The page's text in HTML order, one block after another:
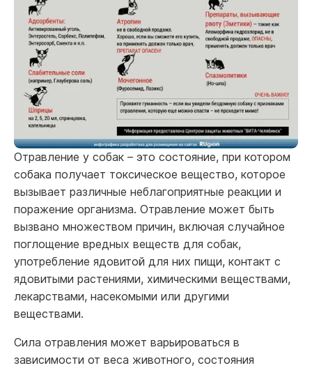
Отравление у собак – это состояние, при котором
собака получает токсическое вещество, которое
вызывает различные неблагоприятные реакции и
поражение организма. Отравление может быть
вызвано множеством причин, включая случайное
поглощение вредных веществ для собак,
употребление ядовитой для них пищи, контакт с
ядовитыми растениями, химическими веществами,
лекарствами, насекомыми или другими
веществами.
Сила отравления может варьироваться в
зависимости от веса животного, состояния